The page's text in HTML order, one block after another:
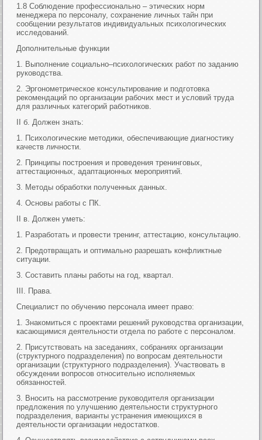
1.8 Соблюдение профессионально – этических норм
менеджера по персоналу, сохранение личных тайн при
сообщении результатов индивидуальных психологических
исследований.
Дополнительные функции
1. Выполнение социально–психологических работ по заданию
руководства.
2. Эргонометрическое консультирование и подготовка
рекомендаций по организации рабочих мест и условий труда
для различных категорий работников.
II б. Должен знать:
1. Психологические методики, обеспечивающие диагностику
качеств личности.
2. Принципы построения и проведения тренинговых,
аттестационных, адаптационных мероприятий.
3. Методы обработки полученных данных.
4. Основы работы с ПК.
II в. Должен уметь:
1. Разработать и провести тренинг, аттестацию, консультацию.
2. Предотвращать и оптимально разрешать конфликтные
ситуации.
3. Составить планы работы на год, квартал.
III. Права.
Специалист по обучению персонала имеет право:
1. Знакомиться с проектами решений руководства организации,
касающимися деятельности отдела по работе с персоналом.
2. Присутствовать на заседаниях, собраниях организации
(структурного подразделения) по вопросам деятельности
организации (структурного подразделения). Участвовать в
обсуждении вопросов относительно исполняемых
обязанностей.
3. Вносить на рассмотрение руководителя организации
предложения по улучшению деятельности структурного
подразделения, варианты устранения имеющихся в
деятельности организации недостатков.